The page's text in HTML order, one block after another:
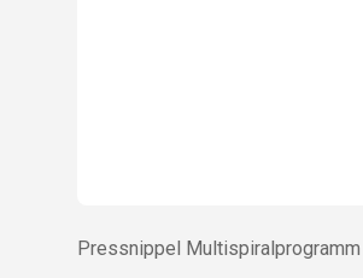
Pressnippel